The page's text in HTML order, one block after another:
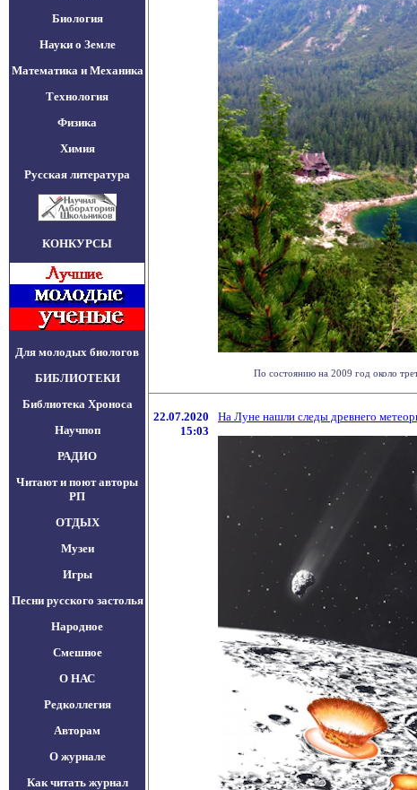
Биология
Науки о Земле
Математика и Механика
Технология
Физика
Химия
Русская литература
КОНКУРСЫ
Для молодых биологов
БИБЛИОТЕКИ
Библиотека Хроноса
Научпоп
РАДИО
Читают и поют авторы
РП
ОТДЫХ
Музеи
Игры
Песни русского застолья
Народное
Смешное
О НАС
Редколлегия
Авторам
О журнале
Как читать журнал
По состоянию на 2009 год около
22.07.2020
15:03
На Луне нашли следы древнего